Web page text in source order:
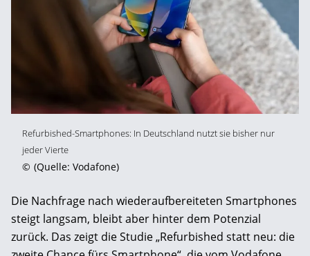
Refurbished-Smartphones: In Deutschland nutzt sie bisher nur
jeder Vierte
© (Quelle: Vodafone)
Die Nachfrage nach wiederaufbereiteten Smartphones
steigt langsam, bleibt aber hinter dem Potenzial
zurück. Das zeigt die Studie „Refurbished statt neu: die